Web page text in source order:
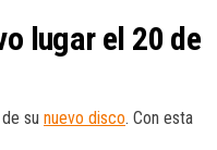
lugar el 20 de
su nuevo disco. Con esta